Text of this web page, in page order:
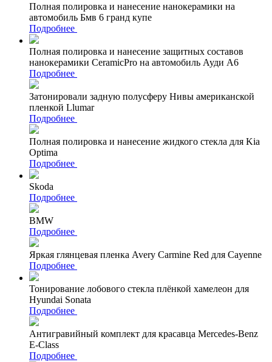
Полная полировка и нанесение нанокерамики на
автомобиль Бмв 6 гранд купе
Подробнее
Полная полировка и нанесение защитных составов
нанокерамики CeramicPro на автомобиль Ауди А6
Подробнее
Затонировали задную полусферу Нивы американской
пленкой Llumar
Подробнее
Полная полировка и нанесение жидкого стекла для Kia
Optima
Подробнее
Skoda
Подробнее
BMW
Подробнее
Яркая глянцевая пленка Avery Carmine Red для Cayenne
Подробнее
Тонирование лобового стекла плёнкой хамелеон для
Hyundai Sonata
Подробнее
Антигравийный комплект для красавца Mercedes-Benz
E-Class
Подробнее